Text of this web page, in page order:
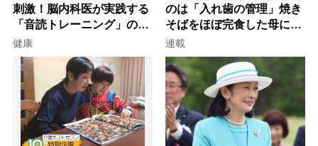
刺激！脳内科医が実践する
「音読トレーニング」の極
意
健康
のは「入れ歯の管理」焼き
そばをほぼ完食した母に息
子が血の気が引いた理由
連載